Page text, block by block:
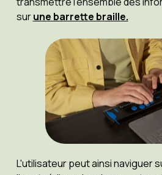
surune barrette braille.
L'utilisateur peut ainsi naviguer